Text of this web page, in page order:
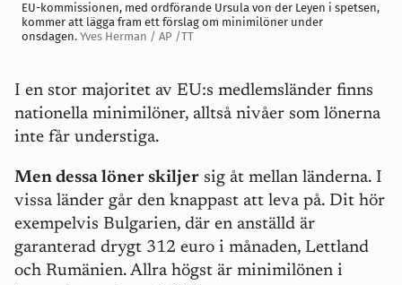
EU-kommissionen, med ordförande Ursula von der Leyen i spetsen,
kommer att lägga fram ett förslag om minimilöner under
onsdagen. Yves Herman / AP /TT
I en stor majoritet av EU:s medlemsländer finns
nationella minimilöner, alltså nivåer som lönerna
inte får understiga.
Men dessa löner skiljer sig åt mellan länderna. I
vissa länder går den knappast att leva på. Dit hör
exempelvis Bulgarien, där en anställd är
garanterad drygt 312 euro i månaden, Lettland
och Rumänien. Allra högst är minimilönen i